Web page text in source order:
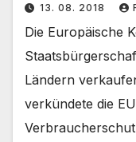
13. 08. 2018
Die Europäische
Ländern
verkündete die